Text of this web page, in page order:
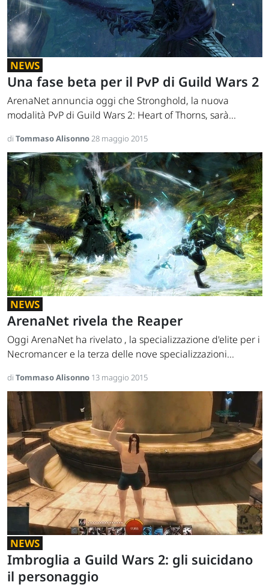
NEWS
Una fase beta per il PvP di Guild Wars 2
ArenaNet annuncia oggi che Stronghold, la nuova
modalità PvP di Guild Wars 2: Heart of Thorns, sarà...
di Tommaso Alisonno28 maggio 2015
NEWS
ArenaNet rivela the Reaper
Oggi ArenaNet ha rivelato , la specializzazione d'elite per i
Necromancer e la terza delle nove specializzazioni...
di Tommaso Alisonno 13 maggio 2015
NEWS
Imbroglia a Guild Wars 2: gli suicidano
il personaggio